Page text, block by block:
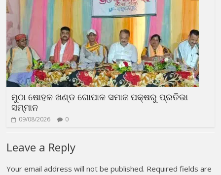
ମୁଠା ଷୋହଳ ଖଣ୍ଡ ଗୋପାଳ ସମାଜ ପକ୍ଷରୁ ପ୍ରତିଭା
ସମ୍ମାନ
09/08/2026 0
Leave a Reply
Your email address will not be published. Required fields are